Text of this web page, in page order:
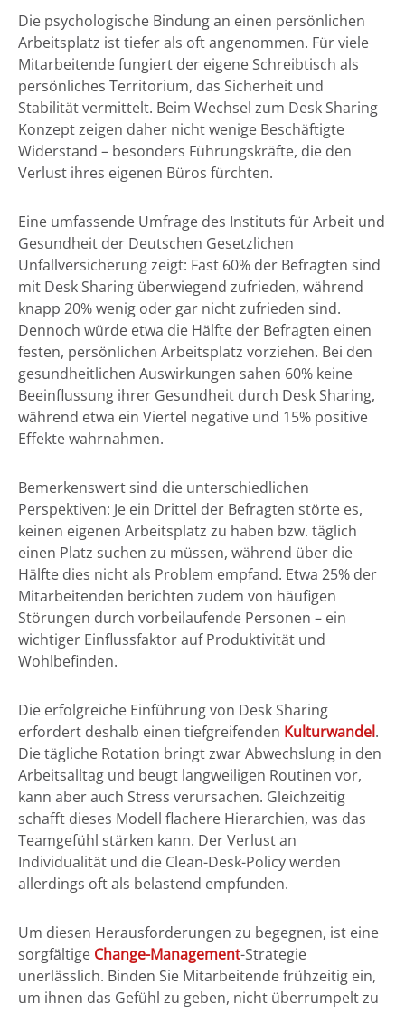
Die psychologische Bindung an einen persönlichen
Arbeitsplatz ist tiefer als oft angenommen. Für viele
Mitarbeitende fungiert der eigene Schreibtisch als
persönliches Territorium, das Sicherheit und
Stabilität vermittelt. Beim Wechsel zum Desk Sharing
Konzept zeigen daher nicht wenige Beschäftigte
Widerstand – besonders Führungskräfte, die den
Verlust ihres eigenen Büros fürchten.
Eine umfassende Umfrage des Instituts für Arbeit und
Gesundheit der Deutschen Gesetzlichen
Unfallversicherung zeigt: Fast 60% der Befragten sind
mit Desk Sharing überwiegend zufrieden, während
knapp 20% wenig oder gar nicht zufrieden sind.
Dennoch würde etwa die Hälfte der Befragten einen
festen, persönlichen Arbeitsplatz vorziehen. Bei den
gesundheitlichen Auswirkungen sahen 60% keine
Beeinflussung ihrer Gesundheit durch Desk Sharing,
während etwa ein Viertel negative und 15% positive
Effekte wahrnahmen.
Bemerkenswert sind die unterschiedlichen
Perspektiven: Je ein Drittel der Befragten störte es,
keinen eigenen Arbeitsplatz zu haben bzw. täglich
einen Platz suchen zu müssen, während über die
Hälfte dies nicht als Problem empfand. Etwa 25% der
Mitarbeitenden berichten zudem von häufigen
Störungen durch vorbeilaufende Personen – ein
wichtiger Einflussfaktor auf Produktivität und
Wohlbefinden.
Die erfolgreiche Einführung von Desk Sharing
erfordert deshalb einen tiefgreifenden Kulturwandel.
Die tägliche Rotation bringt zwar Abwechslung in den
Arbeitsalltag und beugt langweiligen Routinen vor,
kann aber auch Stress verursachen. Gleichzeitig
schafft dieses Modell flachere Hierarchien, was das
Teamgefühl stärken kann. Der Verlust an
Individualität und die Clean-Desk-Policy werden
allerdings oft als belastend empfunden.
Um diesen Herausforderungen zu begegnen, ist eine
sorgfältige Change-Management-Strategie
unerlässlich. Binden Sie Mitarbeitende frühzeitig ein,
um ihnen das Gefühl zu geben, nicht überrumpelt zu